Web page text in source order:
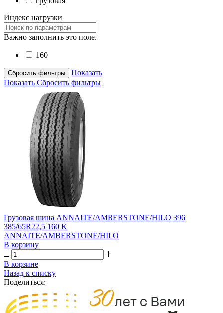
Индекс нагрузки
Важно заполнить это поле.
160
Сбросить фильтры
Показать
Показать Сбросить фильтры
Грузовая шина ANNAITE/AMBERSTONE/HILO 396
385/65R22,5 160 K
ANNAITE/AMBERSTONE/HILO
В корзину
В корзине
Назад к списку
Поделиться: